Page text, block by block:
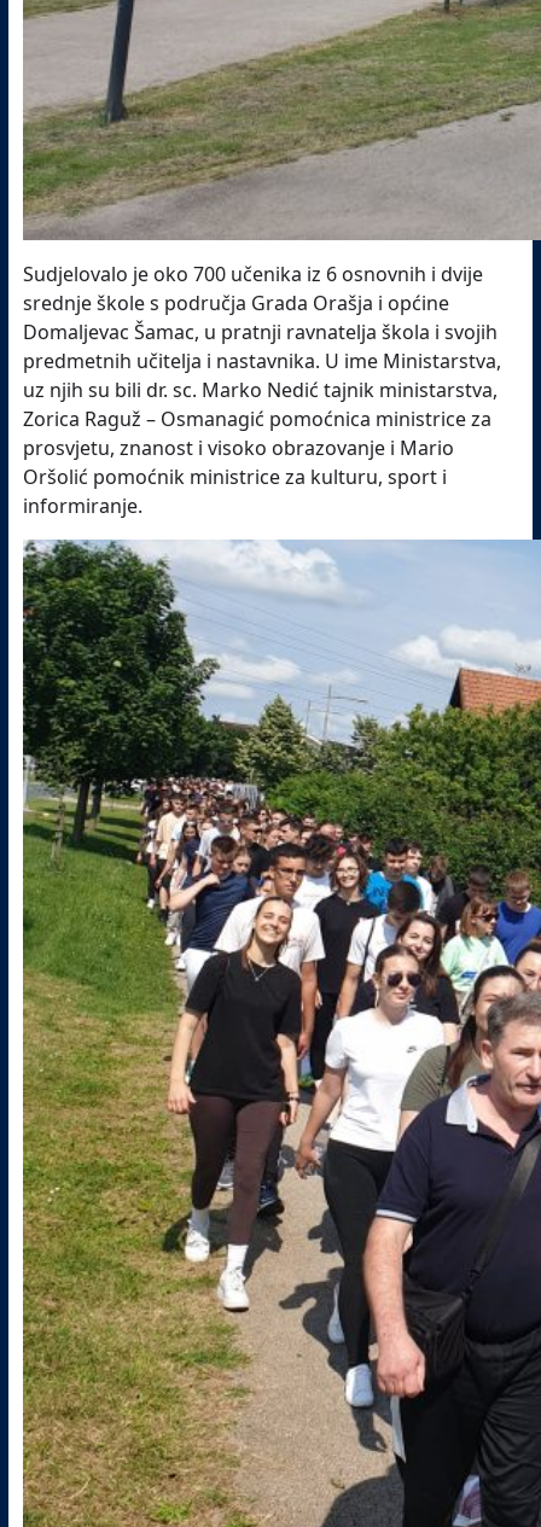
Sudjelovalo je oko 700 učenika iz 6 osnovnih i dvije
srednje škole s područja Grada Orašja i općine
Domaljevac Šamac, u pratnji ravnatelja škola i svojih
predmetnih učitelja i nastavnika. U ime Ministarstva,
uz njih su bili dr. sc. Marko Nedić tajnik ministarstva,
Zorica Raguž – Osmanagić pomoćnica ministrice za
prosvjetu, znanost i visoko obrazovanje i Mario
Oršolić pomoćnik ministrice za kulturu, sport i
informiranje.